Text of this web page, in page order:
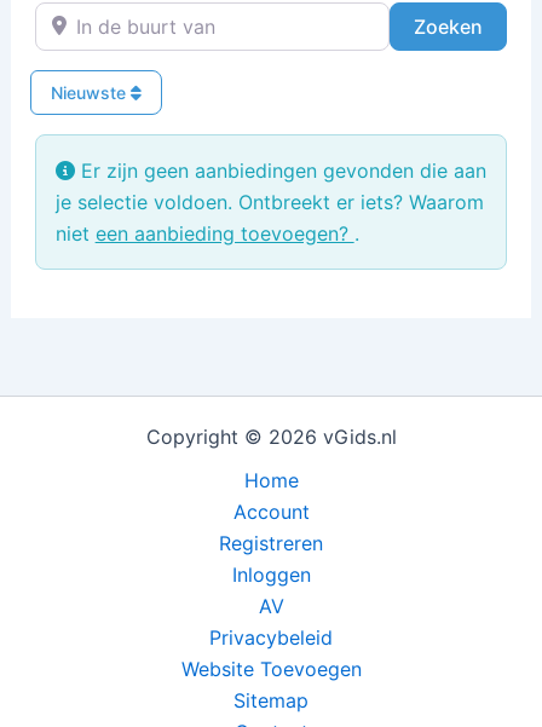
In de buurt van
Zoeken
Nieuwste
Er zijn geen aanbiedingen gevonden die aan
je selectie voldoen. Ontbreekt er iets? Waarom
niet een aanbieding toevoegen? .
Copyright © 2026 vGids.nl
Home
Account
Registreren
Inloggen
AV
Privacybeleid
Website Toevoegen
Sitemap